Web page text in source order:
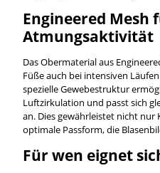
Engineered Mesh
Atmungsaktivität
Das Obermaterial aus
Füße auch bei intensiven
spezielle Gewebestruktur
Luftzirkulation und passt sich
an. Dies gewährleistet nicht
optimale Passform, die
Für wen eignet